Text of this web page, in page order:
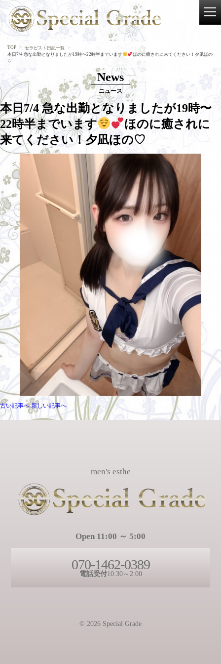
TOP
セラピスト日記一覧
本日7/4 急な出勤となりましたが19時〜22時半までいます
ほのに癒されに来てください！夕凪ほの
♡
News
ニュース
本日7/4 急な出勤となりましたが19時〜
22時半までいます
ほのに癒されに
来てください！夕凪ほの♡
古い記事へ 新しい記事へ
men's esthe
Open 11:00 ～ 5:00
070-1462-0389
電話受付10:30～2:00
© 2026 Special Grade